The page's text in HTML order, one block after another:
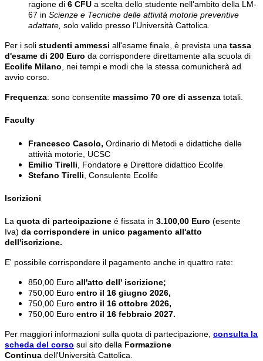
ragione di 6 CFU a scelta dello studente nell'ambito della LM-
67 in Scienze e Tecniche delle attività motorie preventive
adattate, solo valido presso l'Università Cattolica
Per i soli studenti ammessi all'esame finale, è prevista una tassa
d'esame di 200 Euro da corrispondere direttamente alla scuola di
Ecolife Milano , nei tempi e modi che la stessa comunicherà ad
avvio corso.
Frequenza: sono consentite massimo 70 ore di assenza totali.
Faculty
Francesco Casolo, Ordinario di Metodi e didattiche delle
attività motorie, UCSC
Emilio Tirelli , Fondatore e Direttore didattico Ecolife
Stefano Tirelli , Consulente Ecolife
Iscrizioni
La quota di partecipazione é fissata in 3.100,00 Euro (esente
Iva) da corrispondere in unico pagamento all'atto
dell'iscrizione.
E' possibile corrispondere il pagamento anche in quattro rate:
850,00 Euro all'atto dell' iscrizione;
750,00 Euro entro il 16 giugno 2026,
750,00 Euro entro il 16 ottobre 2026,
750,00 Euro entro il 16 febbraio 2027.
Per maggiori informazioni sulla quota di partecipazione, consulta la
scheda del corso sul sito della Formazione
Continua dell'Università Cattolica.